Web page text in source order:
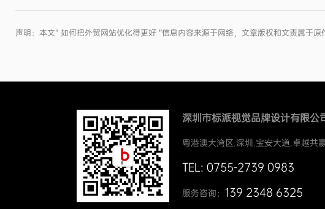
声明：本文“ 如何把外贸网站优化得更好 ”信息内容来源于网络，文章版权和文责属于
深圳市标派视觉品牌设计有限公
粤港澳大湾区.深圳.宝安大道.卓越共
TEL: 0755-2739 0983
服务咨询： 139 2348 6325